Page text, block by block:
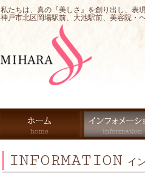
私たちは、真の『美しさ』を創り出し、表
神戸市北区岡場駅前、大池駅前、美容院・
INFORMATION イ